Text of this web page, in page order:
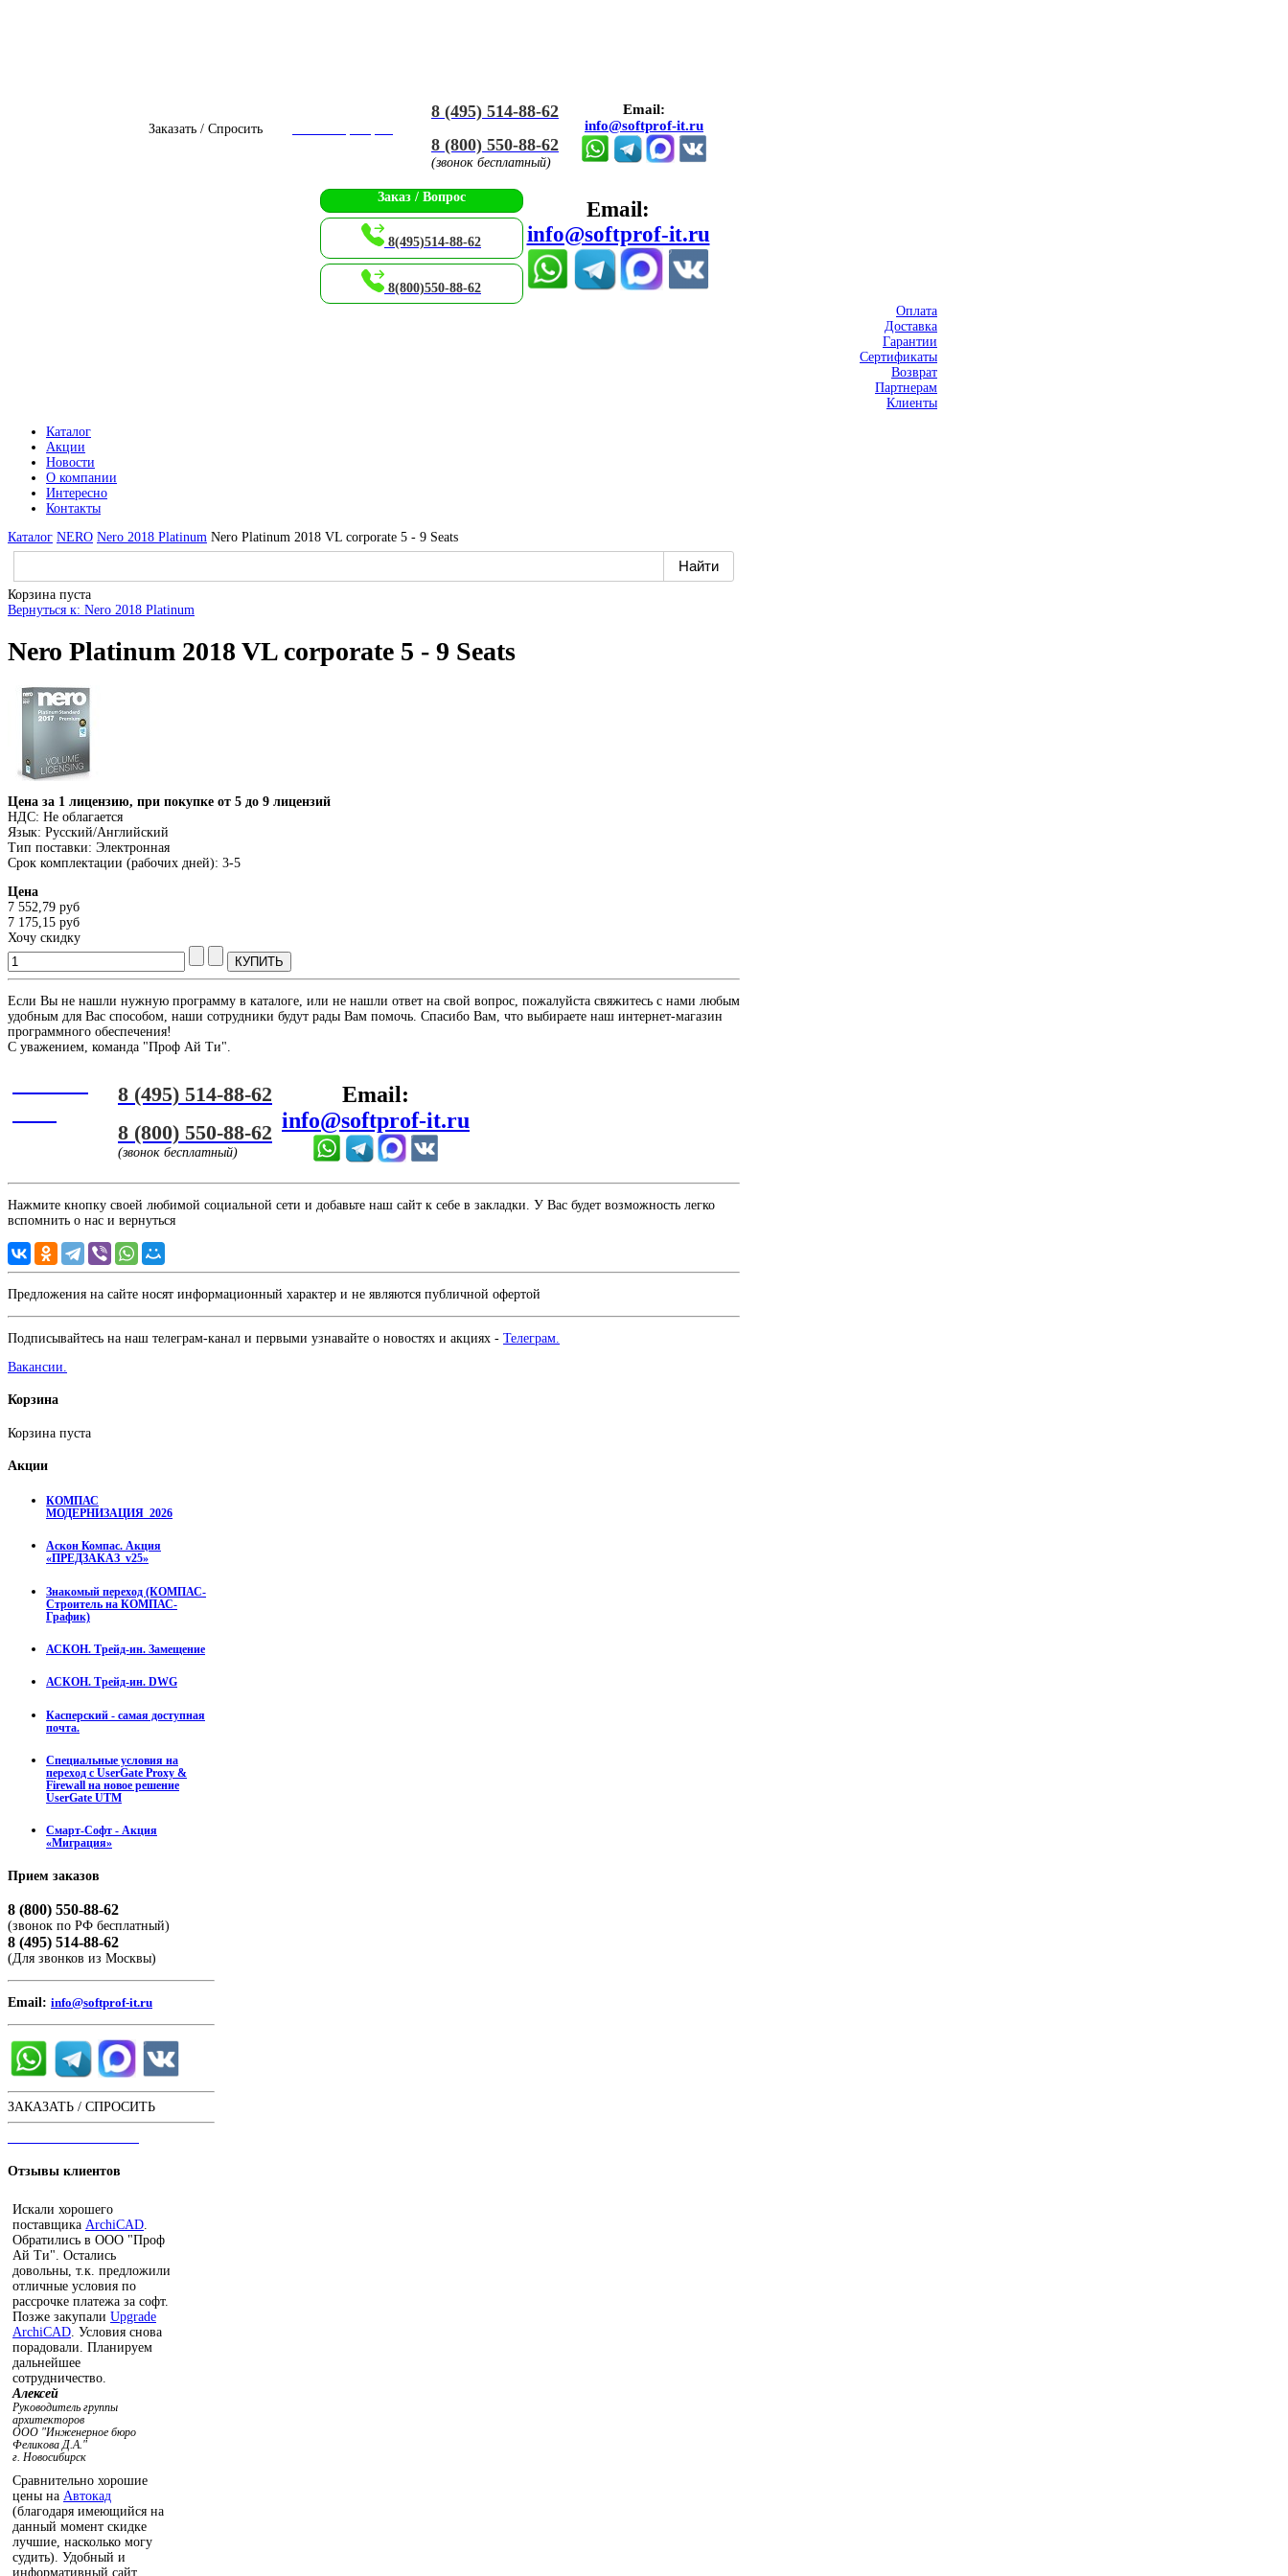
Заказать / Спросить
8 (495) 514-88-62
8 (800) 550-88-62
(звонок бесплатный)
Email:
info@softprof-it.ru
Заказ / Вопрос
8(495)514-88-62
8(800)550-88-62
Email:
info@softprof-it.ru
Оплата
Доставка
Гарантии
Сертификаты
Возврат
Партнерам
Клиенты
Каталог
Акции
Новости
О компании
Интересно
Контакты
Каталог NERO Nero 2018 Platinum Nero Platinum 2018 VL corporate 5 - 9 Seats
Корзина пуста
Вернуться к: Nero 2018 Platinum
Nero Platinum 2018 VL corporate 5 - 9 Seats
Цена за 1 лицензию, при покупке от 5 до 9 лицензий
НДС: Не облагается
Язык: Русский/Английский
Тип поставки: Электронная
Срок комплектации (рабочих дней): 3-5
Цена
7 552,79 руб
7 175,15 руб
Хочу скидку
Если Вы не нашли нужную программу в каталоге, или не нашли ответ на свой вопрос, пожалуйста свяжитесь с нами любым
удобным для Вас способом, наши сотрудники будут рады Вам помочь. Спасибо Вам, что выбираете наш интернет-магазин
программного обеспечения!
С уважением, команда "Проф Ай Ти".
8 (495) 514-88-62
8 (800) 550-88-62
(звонок бесплатный)
Email:
info@softprof-it.ru
Нажмите кнопку своей любимой социальной сети и добавьте наш сайт к себе в закладки. У Вас будет возможность легко
вспомнить о нас и вернуться
Предложения на сайте носят информационный характер и не являются публичной офертой
Подписывайтесь на наш телеграм-канал и первыми узнавайте о новостях и акциях - Телеграм.
Вакансии.
Корзина
Корзина пуста
Акции
КОМПАС
МОДЕРНИЗАЦИЯ_2026
Аскон Компас. Акция
«ПРЕДЗАКАЗ_v25»
Знакомый переход (КОМПАС-
Строитель на КОМПАС-
График)
АСКОН. Трейд-ин. Замещение
АСКОН. Трейд-ин. DWG
Касперский - самая доступная
почта.
Специальные условия на
переход с UserGate Proxy &
Firewall на новое решение
UserGate UTM
Смарт-Софт - Акция
«Миграция»
Прием заказов
8 (800) 550-88-62
(звонок по РФ бесплатный)
8 (495) 514-88-62
(Для звонков из Москвы)
Email: info@softprof-it.ru
ЗАКАЗАТЬ / СПРОСИТЬ
Отзывы клиентов
Искали хорошего
поставщика ArchiCAD
Обратились в ООО "Проф
Ай Ти". Остались
довольны, т.к. предложили
отличные условия по
рассрочке платежа за софт.
Позже закупали Upgrade
ArchiCAD . Условия снова
порадовали. Планируем
дальнейшее
сотрудничество.
Алексей
Руководитель группы
архитекторов
ООО "Инженерное бюро
Феликова Д.А."
г. Новосибирск
Сравнительно хорошие
цены на Автокад
(благодаря имеющийся на
данный момент скидке
лучшие, насколько могу
судить). Удобный и
информативный сайт.